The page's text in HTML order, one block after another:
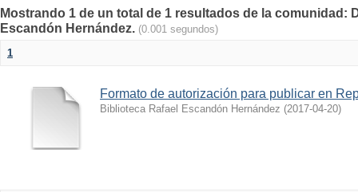
Mostrando 1 de un total de 1 resultados de la comunidad:
Escandón Hernández. (0.001 segundos)
1
Formato de autorización para publicar en
Biblioteca Rafael Escandón Hernández (2017-04-20)